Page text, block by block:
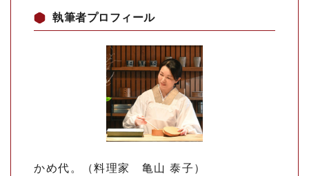
執筆者プロフィール
かめ代。（料理家 亀山 泰子）